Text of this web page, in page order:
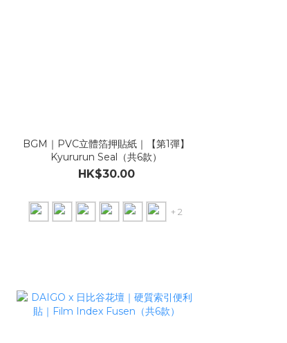
BGM｜PVC立體箔押貼紙｜【第1彈】
Kyururun Seal（共6款）
HK$30.00
+ 2